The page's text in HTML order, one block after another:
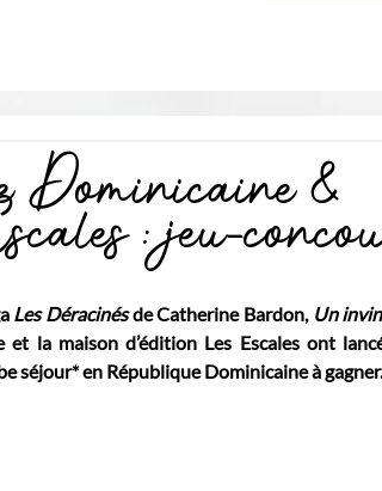
Dominicaine &
: jeu-
Les Déracinés de Catherine Bardon, Un
la maison d’édition Les Escales ont
séjour* en République Dominicaine à gagner.